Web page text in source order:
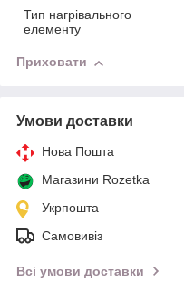
Тип нагрівального
елементу
Приховати
Умови доставки
Нова Пошта
Магазини Rozetka
Укрпошта
Самовивіз
Всі умови доставки